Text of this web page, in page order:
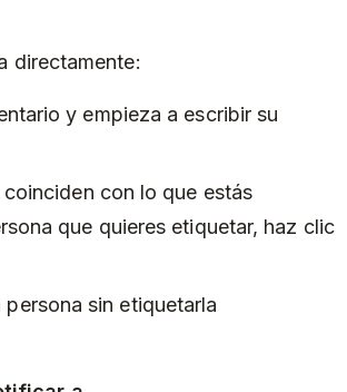
directamente:
y empieza a escribir su
con lo que estás
que quieres etiquetar, haz clic
sin etiquetarla